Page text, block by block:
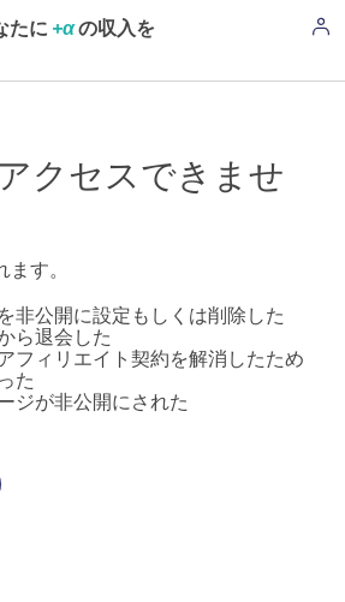
たに +αの収入を
クセスできませ
す。
非公開に設定もしくは削除した
ら退会した
フィリエイト契約を解消したため
た
ジが非公開にされた